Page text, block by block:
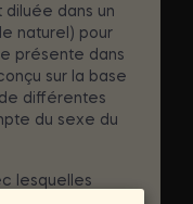
dans un
naturel) pour
présente dans
sur la base
différentes
du sexe du
lesquelles